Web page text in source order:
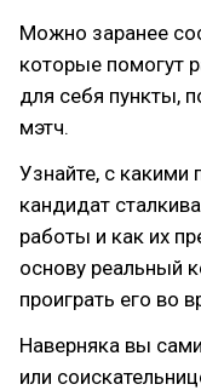
Можно заранее
которые помогут
для себя пункты,
мэтч.
Узнайте, с какими
кандидат
работы и как их
основу реальный
проиграть его во
Наверняка вы
или